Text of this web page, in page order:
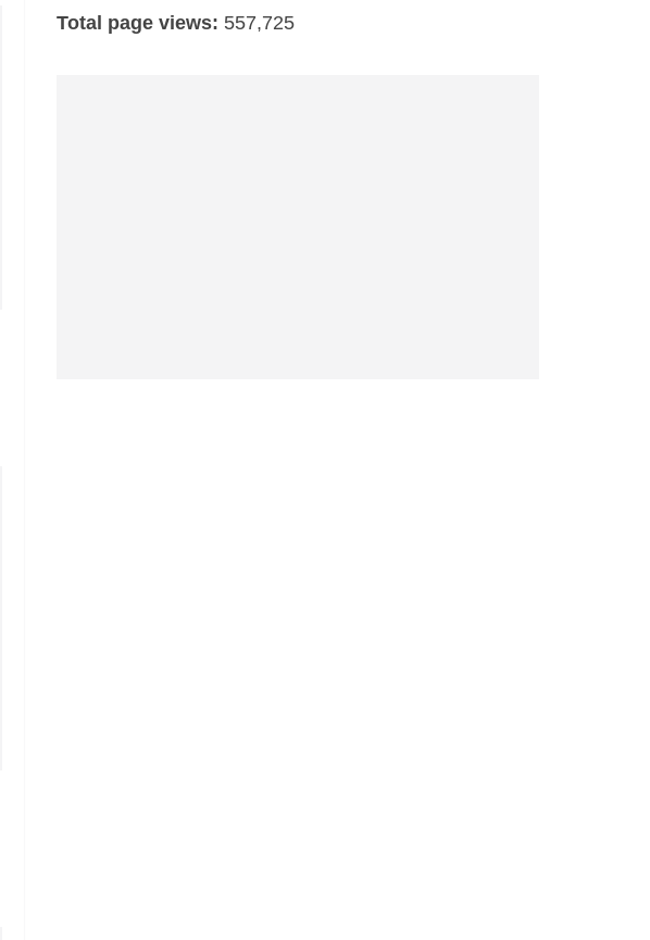
Total page views: 557,725